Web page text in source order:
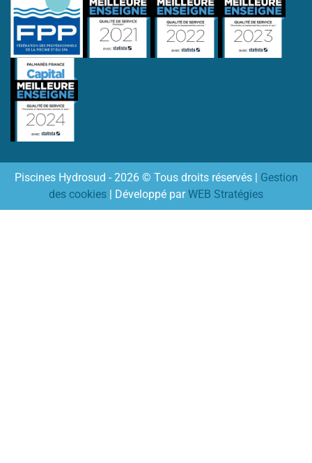
Piscines Hydrosud - 2026 © Tous droits réservés | Gestion
des cookies | Développé parWEB Stratégies